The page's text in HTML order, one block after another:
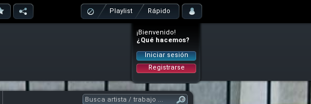
Playlist Rápido
¡Bienvenido!
¿Qué hacemos?
Iniciar sesión
Registrarse